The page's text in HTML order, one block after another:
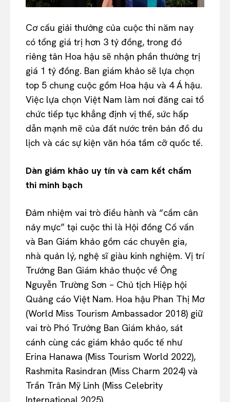
Cơ cấu giải thưởng của cuộc thi năm nay
có tổng giá trị hơn 3 tỷ đồng, trong đó
riêng tân Hoa hậu sẽ nhận phần thưởng trị
giá 1 tỷ đồng. Ban giám khảo sẽ lựa chọn
top 5 chung cuộc gồm Hoa hậu và 4 Á hậu.
Việc lựa chọn Việt Nam làm nơi đăng cai tổ
chức tiếp tục khẳng định vị thế, sức hấp
dẫn mạnh mẽ của đất nước trên bản đồ du
lịch và các sự kiện văn hóa tầm cỡ quốc tế.
Dàn giám khảo uy tín và cam kết chấm
thi minh bạch
Đảm nhiệm vai trò điều hành và “cầm cân
nảy mực” tại cuộc thi là Hội đồng Cố vấn
và Ban Giám khảo gồm các chuyên gia,
nhà quản lý, nghệ sĩ giàu kinh nghiệm. Vị trí
Trưởng Ban Giám khảo thuộc về Ông
Nguyễn Trường Sơn – Chủ tịch Hiệp hội
Quảng cáo Việt Nam. Hoa hậu Phan Thị Mơ
(World Miss Tourism Ambassador 2018) giữ
vai trò Phó Trưởng Ban Giám khảo, sát
cánh cùng các giám khảo quốc tế như
Erina Hanawa (Miss Tourism World 2022),
Rashmita Rasindran (Miss Charm 2024) và
Trần Trân Mỹ Linh (Miss Celebrity
International 2025).